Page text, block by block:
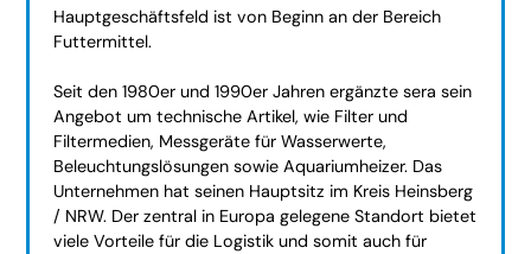
Hauptgeschäftsfeld ist von Beginn an der Bereich
Futtermittel.
Seit den 1980er und 1990er Jahren ergänzte sera sein
Angebot um technische Artikel, wie Filter und
Filtermedien, Messgeräte für Wasserwerte,
Beleuchtungslösungen sowie Aquariumheizer. Das
Unternehmen hat seinen Hauptsitz im Kreis Heinsberg
/ NRW. Der zentral in Europa gelegene Standort bietet
viele Vorteile für die Logistik und somit auch für